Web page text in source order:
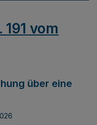
vom
über eine